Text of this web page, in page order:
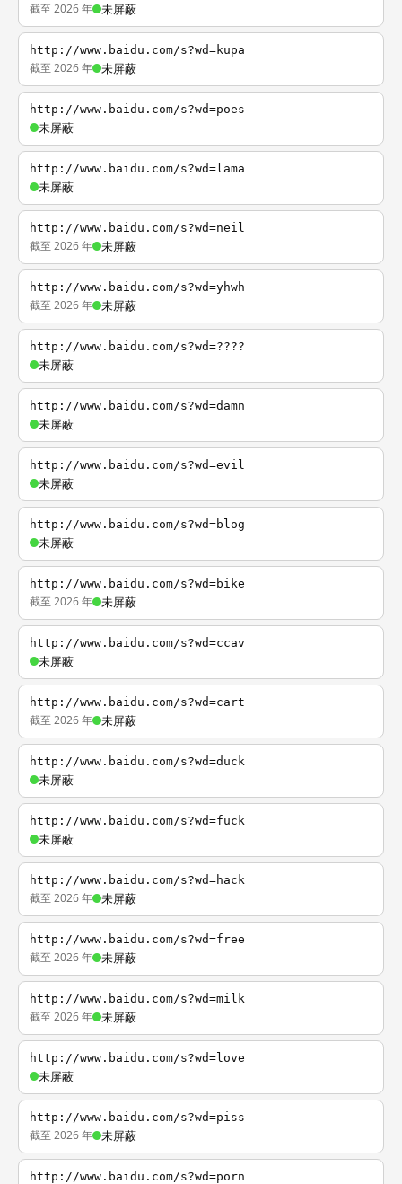
截至 2026 年 未屏蔽
http://www.baidu.com/s?wd=kupa
截至 2026 年 未屏蔽
http://www.baidu.com/s?wd=poes
未屏蔽
http://www.baidu.com/s?wd=lama
未屏蔽
http://www.baidu.com/s?wd=neil
截至 2026 年 未屏蔽
http://www.baidu.com/s?wd=yhwh
截至 2026 年 未屏蔽
http://www.baidu.com/s?wd=????
未屏蔽
http://www.baidu.com/s?wd=damn
未屏蔽
http://www.baidu.com/s?wd=evil
未屏蔽
http://www.baidu.com/s?wd=blog
未屏蔽
http://www.baidu.com/s?wd=bike
截至 2026 年 未屏蔽
http://www.baidu.com/s?wd=ccav
未屏蔽
http://www.baidu.com/s?wd=cart
截至 2026 年 未屏蔽
http://www.baidu.com/s?wd=duck
未屏蔽
http://www.baidu.com/s?wd=fuck
未屏蔽
http://www.baidu.com/s?wd=hack
截至 2026 年 未屏蔽
http://www.baidu.com/s?wd=free
截至 2026 年 未屏蔽
http://www.baidu.com/s?wd=milk
截至 2026 年 未屏蔽
http://www.baidu.com/s?wd=love
未屏蔽
http://www.baidu.com/s?wd=piss
截至 2026 年 未屏蔽
http://www.baidu.com/s?wd=porn